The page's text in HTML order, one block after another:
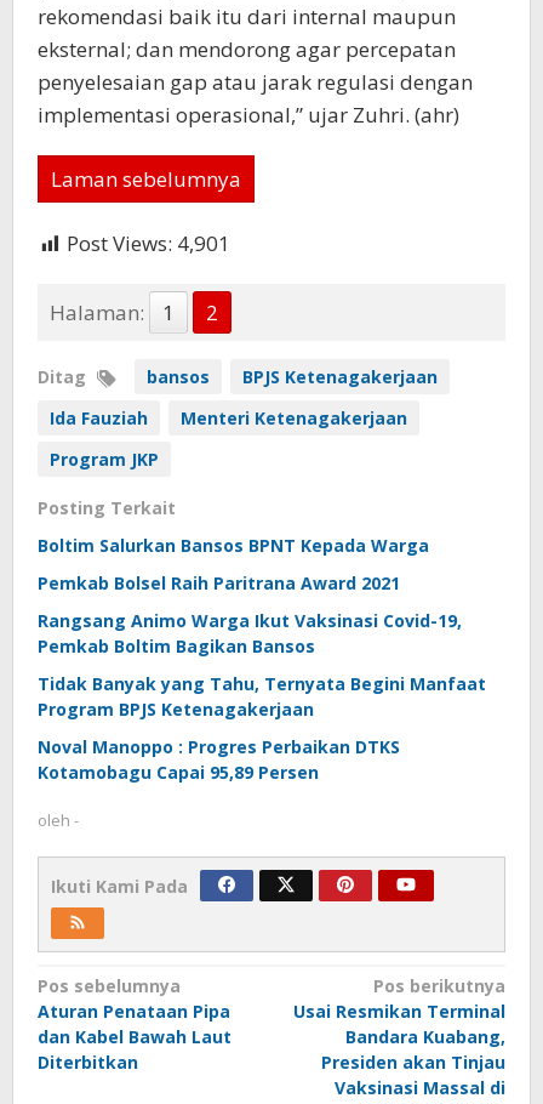
rekomendasi baik itu dari internal maupun
eksternal; dan mendorong agar percepatan
penyelesaian gap atau jarak regulasi dengan
implementasi operasional,” ujar Zuhri. (ahr)
Laman sebelumnya
Post Views: 4,901
Halaman: 1 2
Ditag bansos
BPJS Ketenagakerjaan
Ida Fauziah
Menteri Ketenagakerjaan
Program JKP
Posting Terkait
Boltim Salurkan Bansos BPNT Kepada Warga
Pemkab Bolsel Raih Paritrana Award 2021
Rangsang Animo Warga Ikut Vaksinasi Covid-19,
Pemkab Boltim Bagikan Bansos
Tidak Banyak yang Tahu, Ternyata Begini Manfaat
Program BPJS Ketenagakerjaan
Noval Manoppo : Progres Perbaikan DTKS
Kotamobagu Capai 95,89 Persen
oleh -
Ikuti Kami Pada
Navigasi
pos
Pos sebelumnya
Aturan Penataan Pipa
dan Kabel Bawah Laut
Diterbitkan
Pos berikutnya
Usai Resmikan Terminal
Bandara Kuabang,
Presiden akan Tinjau
Vaksinasi Massal di